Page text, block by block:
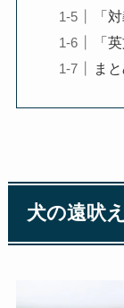
「
「
ま
犬の遠吠